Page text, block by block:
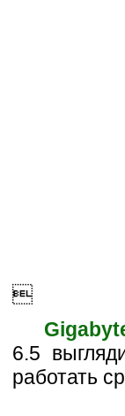

6.5
работать